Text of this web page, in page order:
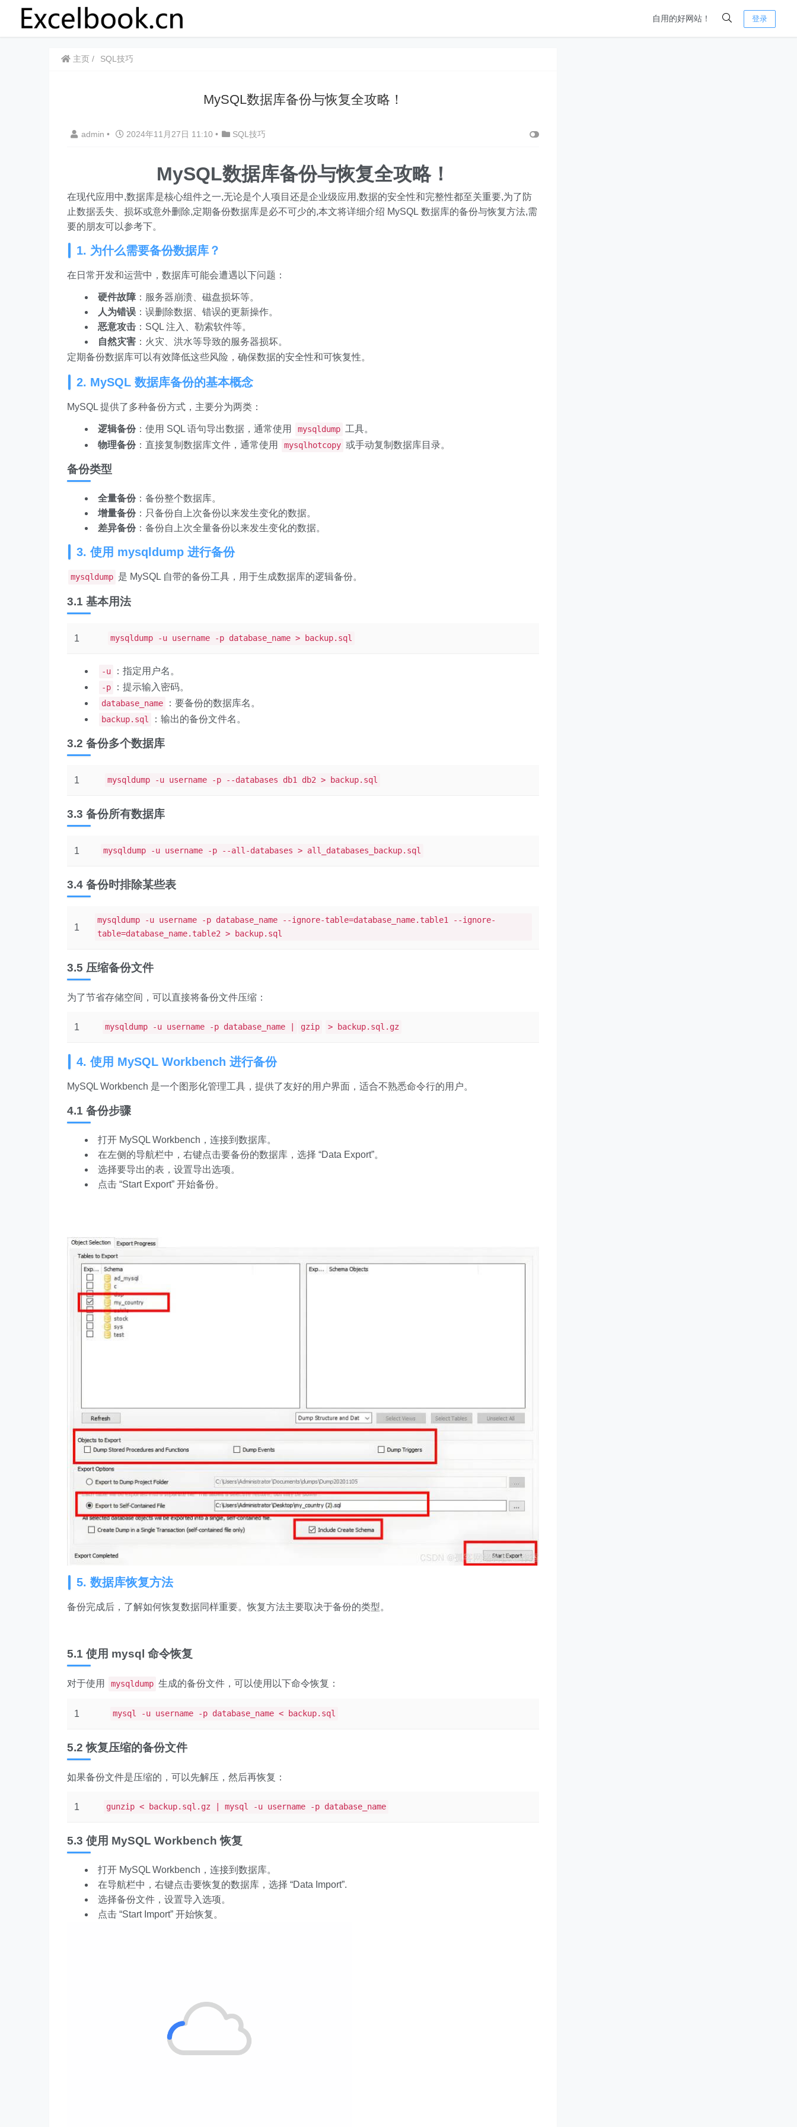
自用的好网站！ 登录
主页 SQL技巧
MySQL数据库备份与恢复全攻略！
admin • 2024年11月27日 11:10 • SQL技巧
MySQL数据库备份与恢复全攻略！
在现代应用中,数据库是核心组件之一,无论是个人项目还是企业级应用,数据的安全性和完整性都至关重要,为了防
止数据丢失、损坏或意外删除,定期备份数据库是必不可少的,本文将详细介绍 MySQL 数据库的备份与恢复方法,需
要的朋友可以参考下。
1. 为什么需要备份数据库？
在日常开发和运营中，数据库可能会遭遇以下问题：
硬件故障 ：服务器崩溃、磁盘损坏等。
人为错误 ：误删除数据、错误的更新操作。
恶意攻击 ：SQL 注入、勒索软件等。
自然灾害 ：火灾、洪水等导致的服务器损坏。
定期备份数据库可以有效降低这些风险，确保数据的安全性和可恢复性。
2. MySQL 数据库备份的基本概念
MySQL 提供了多种备份方式，主要分为两类：
逻辑备份：使用 SQL 语句导出数据，通常使用 mysqldump 工具。
物理备份：直接复制数据库文件，通常使用 mysqlhotcopy 或手动复制数据库目录。
备份类型
全量备份：备份整个数据库。
增量备份：只备份自上次备份以来发生变化的数据。
差异备份：备份自上次全量备份以来发生变化的数据。
3. 使用 mysqldump 进行备份
mysqldump 是 MySQL 自带的备份工具，用于生成数据库的逻辑备份。
3.1 基本用法
1 mysqldump -u username -p database_name > backup.sql
-u ：指定用户名。
-p ：提示输入密码。
database_name ：要备份的数据库名。
backup.sql ：输出的备份文件名。
3.2 备份多个数据库
1 mysqldump -u username -p --databases db1 db2 > backup.sql
3.3 备份所有数据库
1 mysqldump -u username -p --all-databases > all_databases_backup.sql
3.4 备份时排除某些表
1
mysqldump -u username -p database_name --ignore-table=database_name.table1 --ignore-
table=database_name.table2 > backup.sql
3.5 压缩备份文件
为了节省存储空间，可以直接将备份文件压缩：
1 mysqldump -u username -p database_name | gzip > backup.sql.gz
4. 使用 MySQL Workbench 进行备份
MySQL Workbench 是一个图形化管理工具，提供了友好的用户界面，适合不熟悉命令行的用户。
4.1 备份步骤
打开 MySQL Workbench，连接到数据库。
在左侧的导航栏中，右键点击要备份的数据库，选择 “Data Export”。
选择要导出的表，设置导出选项。
点击 “Start Export” 开始备份。
5. 数据库恢复方法
备份完成后，了解如何恢复数据同样重要。恢复方法主要取决于备份的类型。
5.1 使用 mysql 命令恢复
对于使用 mysqldump 生成的备份文件，可以使用以下命令恢复：
1 mysql -u username -p database_name < backup.sql
5.2 恢复压缩的备份文件
如果备份文件是压缩的，可以先解压，然后再恢复：
1 gunzip < backup.sql.gz | mysql -u username -p database_name
5.3 使用 MySQL Workbench 恢复
打开 MySQL Workbench，连接到数据库。
在导航栏中，右键点击要恢复的数据库，选择 “Data Import”.
选择备份文件，设置导入选项。
点击 “Start Import” 开始恢复。